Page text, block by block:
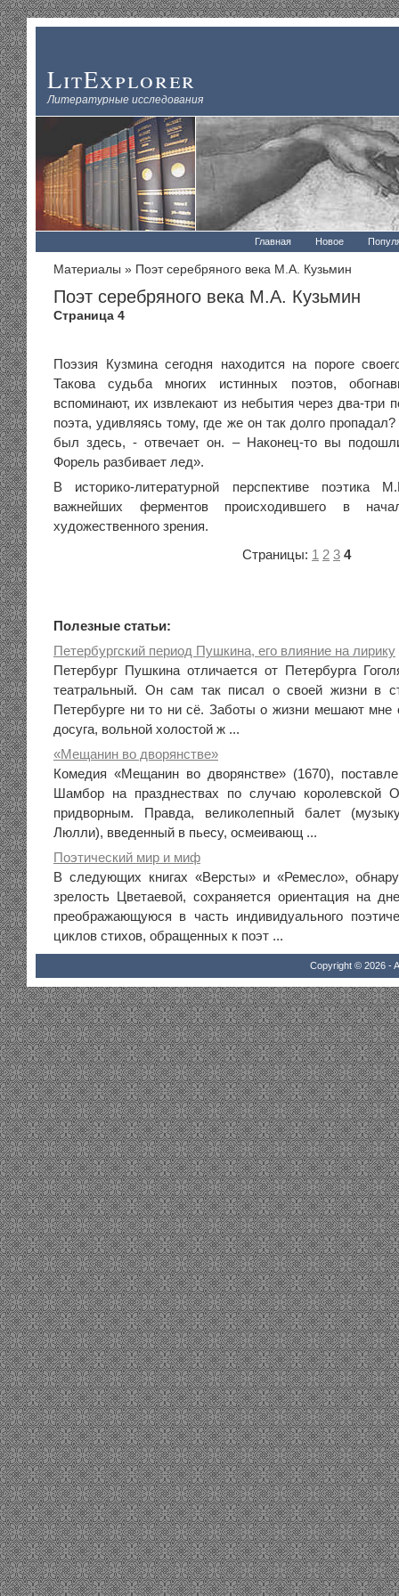
LitExplorer
Литературные исследования
Главная Новое
Материалы » Поэт серебряного века М.А. Кузьмин
Поэт серебряного века М.А. Кузьмин
Страница 4
Поэзия Кузмина сегодня находится на пороге
Такова судьба многих истинных поэтов,
вспоминают, их извлекают из небытия через два-три
поэта, удивляясь тому, где же он так долго
был здесь, - отвечает он. – Наконец-то вы
Форель разбивает лед».
В историко-литературной перспективе
важнейших ферментов происходившего в
художественного зрения.
Страницы: 1 2 3 4
Полезные статьи:
Петербургский период Пушкина, его влияние на лирику
Петербург Пушкина отличается от Петербурга
театральный. Он сам так писал о своей жизни в
Петербурге ни то ни сё. Заботы о жизни мешают мне
досуга, вольной холостой ж ...
«Мещанин во дворянстве»
Комедия «Мещанин во дворянстве» (1670),
Шамбор на празднествах по случаю королевской
придворным. Правда, великолепный балет
Люлли), введенный в пьесу, осмеивающ ...
Поэтический мир и миф
В следующих книгах «Версты» и «Ремесло»,
зрелость Цветаевой, сохраняется ориентация на
преображающуюся в часть индивидуального
циклов стихов, обращенных к поэт ...
Copyright © 2026 -